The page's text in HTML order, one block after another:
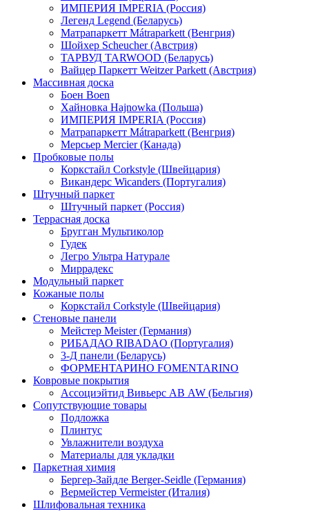
ИМПЕРИЯ IMPERIA (Россия)
Легенд Legend (Беларусь)
Матрапаркетт Mátraparkett (Венгрия)
Шойхер Scheucher (Австрия)
ТАРВУД TARWOOD (Беларусь)
Вайцер Паркетт Weitzer Parkett (Австрия)
Массивная доска
Боен Boen
Хайновка Hajnowka (Польша)
ИМПЕРИЯ IMPERIA (Россия)
Матрапаркетт Mátraparkett (Венгрия)
Мерсьер Mercier (Канада)
Пробковые полы
Коркстайл Corkstyle (Швейцария)
Викандерс Wicanders (Португалия)
Штучный паркет
Штучный паркет (Россия)
Террасная доска
Бругган Мультиколор
Гудек
Легро Ультра Натурале
Миррадекс
Модульный паркет
Кожаные полы
Коркстайл Corkstyle (Швейцария)
Стеновые панели
Мейстер Meister (Германия)
РИБАДАО RIBADAO (Португалия)
3-Д панели (Беларусь)
ФОРМЕНТАРИНО FOMENTARINO
Ковровые покрытия
Ассоциэйтид Вивьерс АВ AW (Бельгия)
Сопутствующие товары
Подложка
Плинтус
Увлажнители воздуха
Материалы для укладки
Паркетная химия
Бергер-Зайдле Berger-Seidle (Германия)
Вермейстер Vermeister (Италия)
Шлифовальная техника